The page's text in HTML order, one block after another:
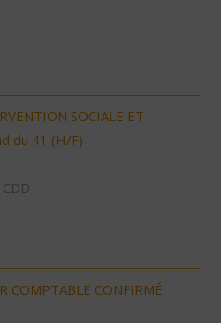
SOCIALE ET
du 41 (H/F)
COMPTABLE CONFIRMÉ